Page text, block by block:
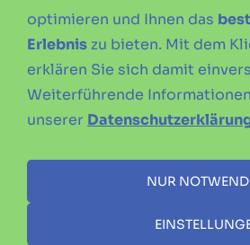
optimieren und Ihnen das
Erlebnis zu bieten. Mit dem
erklären Sie sich damit
Weiterführende
unserer
NUR